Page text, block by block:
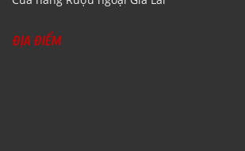
ĐỊA ĐIỂM